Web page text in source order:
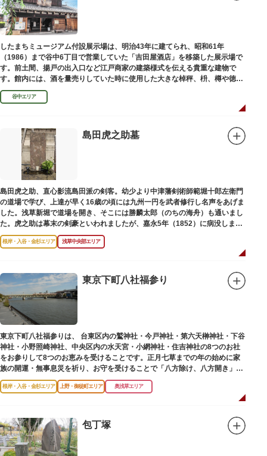
したまちミュージアム付設展示場は、明治43年に建てられ、昭和61年
（1986）まで谷中6丁目で営業していた「吉田屋酒店」を移築した展示場で
す。前土間、揚戸の出入口など江戸商家の建築様式を伝える貴重な建物で
す。館内には、酒を量売りしていた時に使用した大きな棹秤、枡、樽や徳
利、宣伝用ポスターなどの資料を展示しています。
谷中エリア
島田虎之助墓
島田虎之助、直心影流島田派の剣客。幼少より中津藩剣術師範堀十郎左衛門
の道場で学び、上達が早く16歳の頃には九州一円を武者修行し名声をあげま
した。浅草新堀で道場を開き、そこには勝麟太郎（のちの海舟）も通いまし
た。虎之助は幕末の剣豪といわれましたが、嘉永5年（1852）に病没しまし
た。お墓は正定寺（しょうじょうじ）にあります。
根岸・入谷・金杉エリア 浅草中央部エリア
東京下町八社福参り
東京下町八社福参りは、 台東区内の鷲神社・今戸神社・第六天榊神社・下谷
神社・小野照崎神社、中央区内の水天宮・小網神社・住吉神社の8つのお社
をお参りして8つのお恵みを受けることです。正月七草までの年の始めに家
族の開運・無事息災を祈り、お守を受けることで「八方除け、八方開き」に
も通じます。
根岸・入谷・金杉エリア 上野・御徒町エリア 奥浅草エリア
包丁塚